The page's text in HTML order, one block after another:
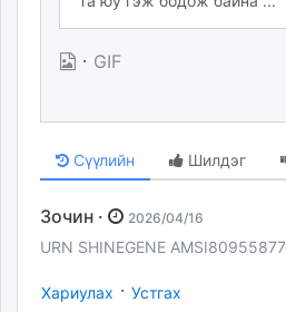
· GIF
Сүүлийн Шилдэг
Зочин · 2026/04/16
URN SHINEGENE AMSI80955877
Хариулах · Устгах